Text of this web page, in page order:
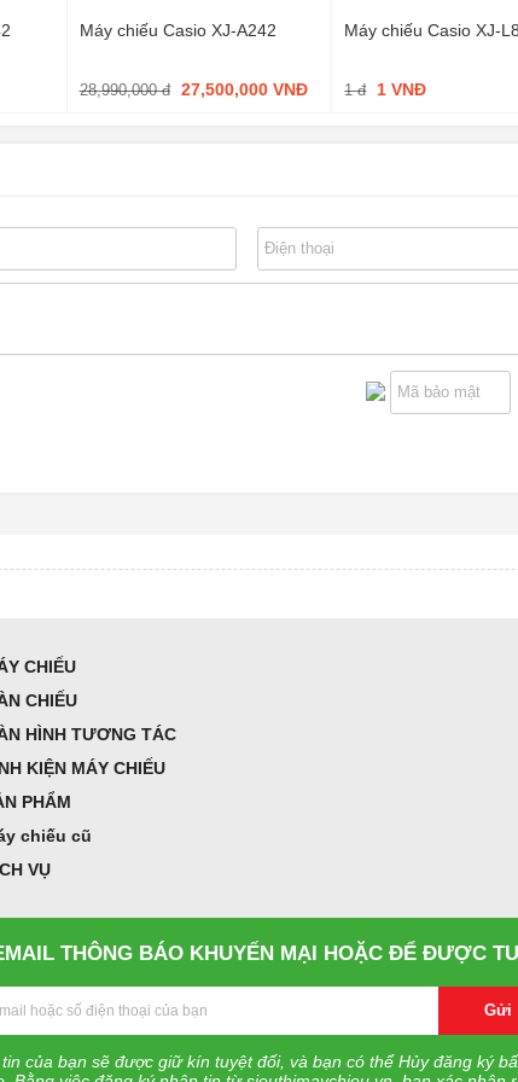
Máy chiếu Casio XJ-A242
28,990,000 đ 27,500,000 VNĐ
Máy chiếu Casio XJ-
1 đ 1 VNĐ
CHIẾU
CHIẾU
HÌNH TƯƠNG TÁC
KIỆN MÁY CHIẾU
PHẨM
chiếu cũ
VỤ
THÔNG BÁO KHUYẾN MẠI HOẶC ĐỂ ĐƯỢC
Gửi
của bạn sẽ được giữ kín tuyệt đối, và bạn có thể Hủy đăng ký